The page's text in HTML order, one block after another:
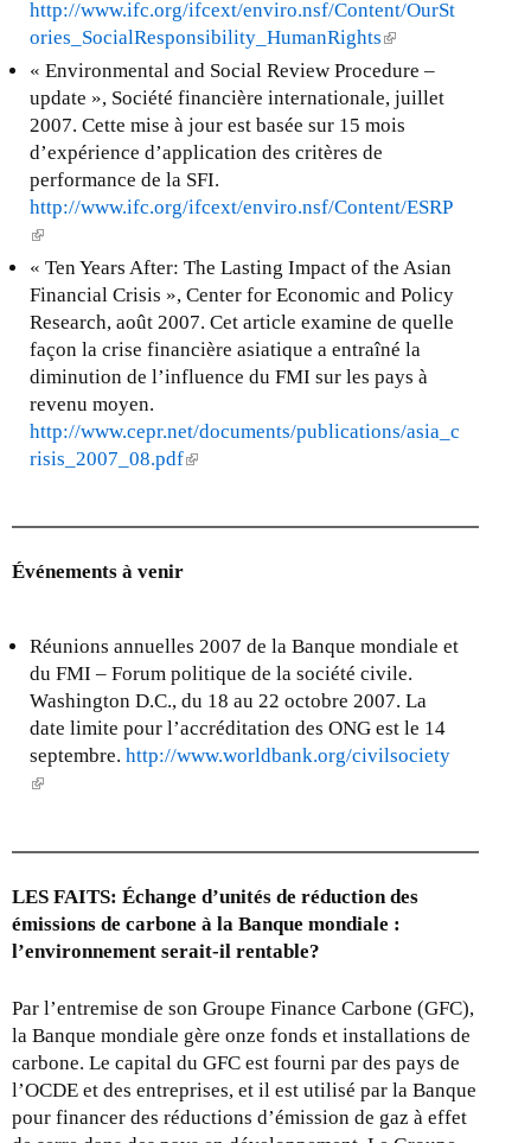
http://www.ifc.org/ifcext/enviro.nsf/Content/OurSt
ories_SocialResponsibility_HumanRights(
l
i
n
s
x
e
« Environmental and Social Review Procedure –
update », Société financière internationale, juillet
2007. Cette mise à jour est basée sur 15 mois
d’expérience d’application des critères de
performance de la SFI.
http://www.ifc.org/ifcext/enviro.nsf/Content/ESRP
(
l
i
n
k
i
s
e
x
r
n
)
« Ten Years After: The Lasting Impact of the Asian
Financial Crisis », Center for Economic and Policy
Research, août 2007. Cet article examine de quelle
façon la crise financière asiatique a entraîné la
diminution de l’influence du FMI sur les pays à
revenu moyen.
http://www.cepr.net/documents/publications/asia_c
risis_2007_08.pdf(
e
x
t
e
r
Événements à venir
Réunions annuelles 2007 de la Banque mondiale et
du FMI – Forum politique de la société civile.
Washington D.C., du 18 au 22 octobre 2007. La
date limite pour l’accréditation des ONG est le 14
septembre. http://www.worldbank.org/civilsociety
(
k
i
s
x
t
e
r
n
a
LES FAITS: Échange d’unités de réduction des
émissions de carbone à la Banque mondiale :
l’environnement serait-il rentable?
Par l’entremise de son Groupe Finance Carbone (GFC),
la Banque mondiale gère onze fonds et installations de
carbone. Le capital du GFC est fourni par des pays de
l’OCDE et des entreprises, et il est utilisé par la Banque
pour financer des réductions d’émission de gaz à effet